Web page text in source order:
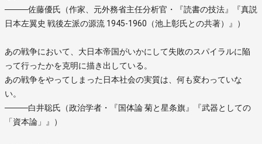
────佐藤優氏（作家、元外務省主任分析官・『読書の技法』『真説
日本左翼史 戦後左派の源流 1945-1960（池上彰氏との共著）』）
あの戦争において、大日本帝国がいかにして失敗のスパイラルに陥
って行ったかを克明に描き出している。
あの戦争をやってしまった日本社会の実質は、何も変わっていな
い。
────白井聡氏（政治学者・『国体論 菊と星条旗』『武器としての
「資本論」』）